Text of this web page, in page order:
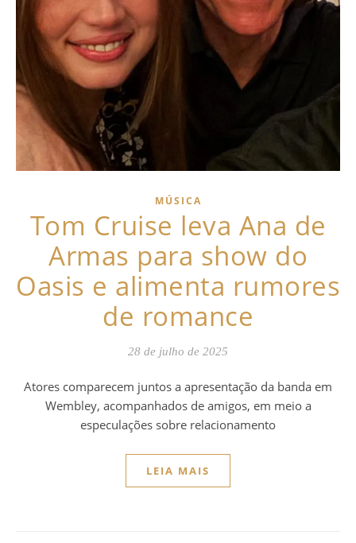
MÚSICA
Tom Cruise leva Ana de
Armas para show do
Oasis e alimenta rumores
de romance
28 de julho de 2025
Atores comparecem juntos a apresentação da banda em
Wembley, acompanhados de amigos, em meio a
especulações sobre relacionamento
LEIA MAIS